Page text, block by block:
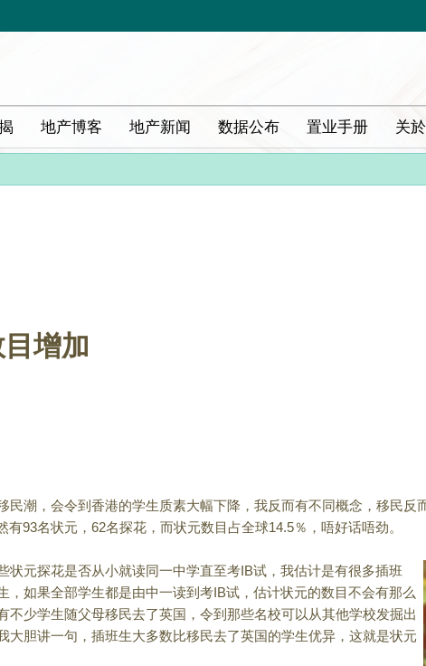
地产博客 地产新闻 数据公布 置业手册 关
增加
潮，会令到香港的学生质素大幅下降，我反而有不同概念，移民反
93名状元，62名探花， 而状元数目占全球14.5％，唔好话唔劲。
元探花是否从小就读同一中学直至考IB试，我估计是有很多插班
，如果全部学生都是由中一读到考IB试，估计状元的数目不会有那么
不少学生随父母移民去了英国，令到那些名校可以从其他学校发掘出
大胆讲一句，插班生大多数比移民去了英国的学生优异，这就是状元